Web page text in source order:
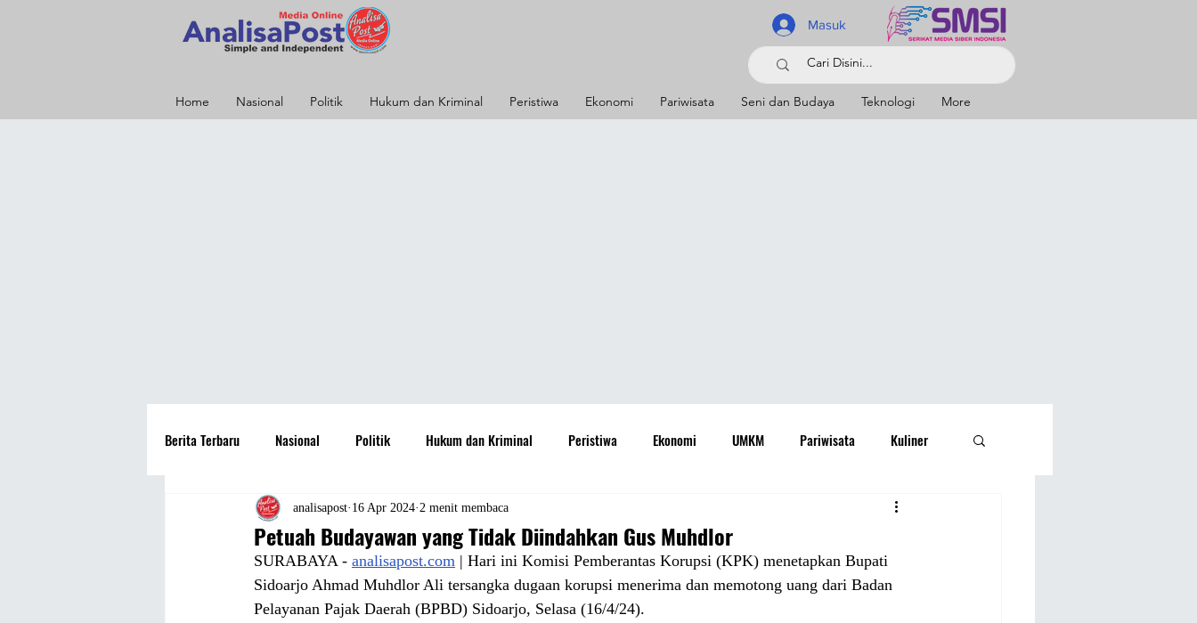
Masuk
Home Nasional Politik Hukum dan Kriminal Peristiwa Ekonomi Pariwisata Seni dan Budaya Teknologi More
Berita Terbaru Nasional Politik Hukum dan Kriminal Peristiwa Ekonomi UMKM Pariwisata Kuliner
Travel Seni dan Budaya Sastra Lifestyle
Film Hiburan Properti Informasi Ramalan Bintang Opini Aspirasi Rakyat Olahraga
Petuah Budayawan yang Tidak Diindahkan Gus Muhdlor
analisapost 16 Apr 2024 2 menit membaca
SURABAYA - analisapost.com | Hari ini Komisi Pemberantas Korupsi (KPK) menetapkan Bupati
Sidoarjo Ahmad Muhdlor Ali tersangka dugaan korupsi menerima dan memotong uang dari Badan
Pelayanan Pajak Daerah (BPBD) Sidoarjo, Selasa (16/4/24).